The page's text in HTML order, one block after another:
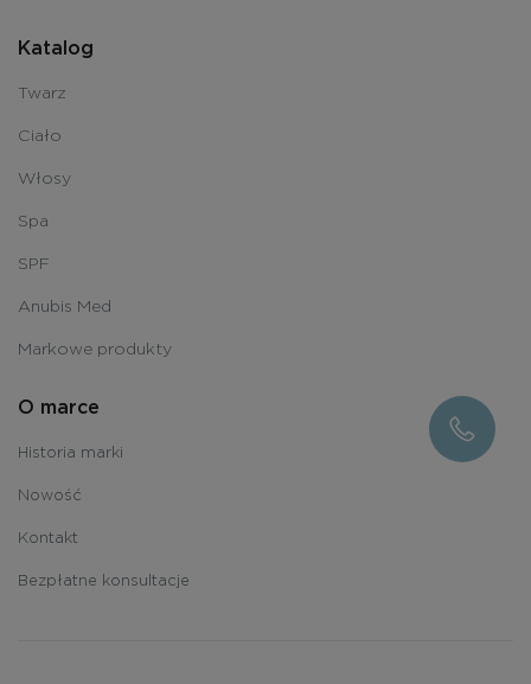
Katalog
Twarz
Ciało
Włosy
Spa
SPF
Anubis Med
Markowe produkty
O marce
Historia marki
Nowość
Kontakt
Bezpłatne konsultacje